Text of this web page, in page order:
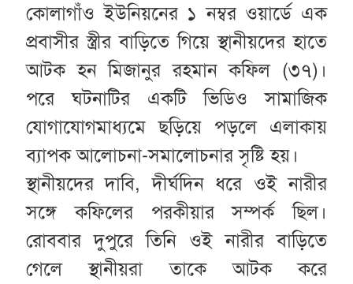
কোলাগাঁও ইউনিয়নের ১ নম্বর ওয়ার্ডে এক
প্রবাসীর স্ত্রীর বাড়িতে গিয়ে স্থানীয়দের হাতে
আটক হন মিজানুর রহমান কফিল (৩৭)।
পরে ঘটনাটির একটি ভিডিও সামাজিক
যোগাযোগমাধ্যমে ছড়িয়ে পড়লে এলাকায়
ব্যাপক আলোচনা-সমালোচনার সৃষ্টি হয়।
স্থানীয়দের দাবি, দীর্ঘদিন ধরে ওই নারীর
সঙ্গে কফিলের পরকীয়ার সম্পর্ক ছিল।
রোববার দুপুরে তিনি ওই নারীর বাড়িতে
গেলে স্থানীয়রা তাকে আটক করে